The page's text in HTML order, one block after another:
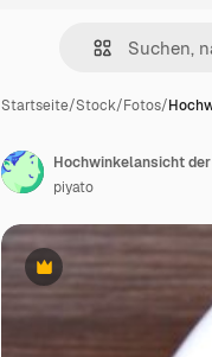
Startseite/Stock/Fotos/
Premium
Hochwinkelansicht
piyato